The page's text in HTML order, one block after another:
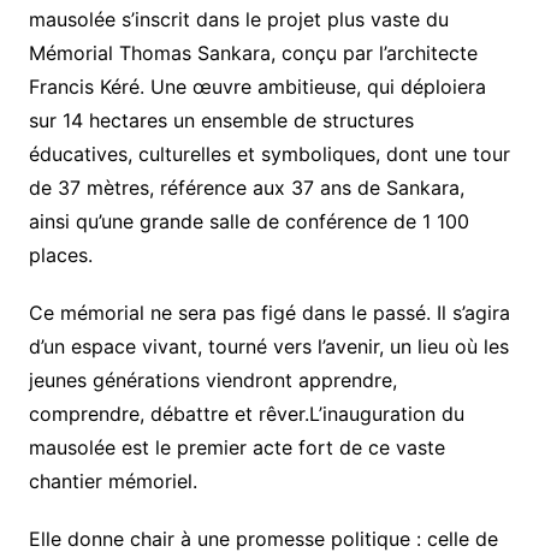
mausolée s’inscrit dans le projet plus vaste du
Mémorial Thomas Sankara, conçu par l’architecte
Francis Kéré. Une œuvre ambitieuse, qui déploiera
sur 14 hectares un ensemble de structures
éducatives, culturelles et symboliques, dont une tour
de 37 mètres, référence aux 37 ans de Sankara,
ainsi qu’une grande salle de conférence de 1 100
places.
Ce mémorial ne sera pas figé dans le passé. Il s’agira
d’un espace vivant, tourné vers l’avenir, un lieu où les
jeunes générations viendront apprendre,
comprendre, débattre et rêver.L’inauguration du
mausolée est le premier acte fort de ce vaste
chantier mémoriel.
Elle donne chair à une promesse politique : celle de